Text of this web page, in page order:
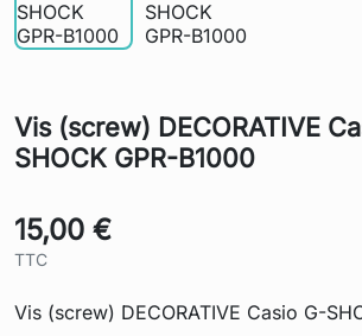
Vis (screw) DECORATIVE
SHOCK GPR-B1000
15,00 €
TTC
Vis (screw) DECORATIVE Casio G-